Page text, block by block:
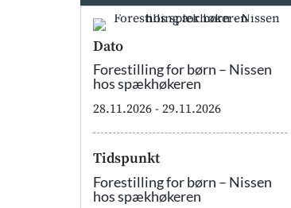
Dato
Forestilling for børn – Nissen
hos spækhøkeren
28.11.2026- 29.11.2026
Tidspunkt
Forestilling for børn – Nissen
hos spækhøkeren